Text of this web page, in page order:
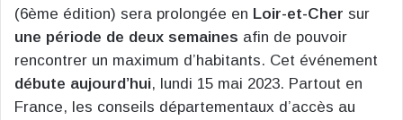
(6ème édition) sera prolongée en Loir-et-Cher sur
une période de deux semaines afin de pouvoir
rencontrer un maximum d’habitants. Cet événement
débute aujourd’hui, lundi 15 mai 2023. Partout en
France, les conseils départementaux d’accès au